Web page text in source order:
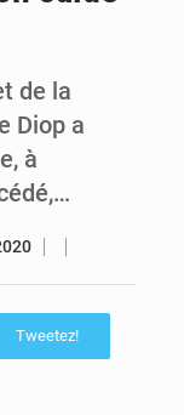
de la
Diop a
à
Tweetez!